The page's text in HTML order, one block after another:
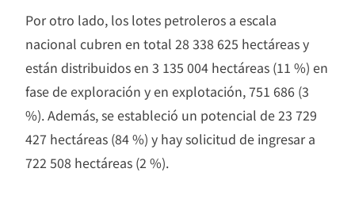
Por otro lado, los lotes petroleros a escala
nacional cubren en total 28 338 625 hectáreas y
están distribuidos en 3 135 004 hectáreas (11 %) en
fase de exploración y en explotación, 751 686 (3
%). Además, se estableció un potencial de 23 729
427 hectáreas (84 %) y hay solicitud de ingresar a
722 508 hectáreas (2 %).